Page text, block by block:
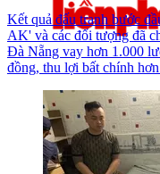
Kết quả đấu tranh bước
AK' và các đối tượng đã
Đà Nẵng vay hơn 1.000
đồng, thu lợi bất chính